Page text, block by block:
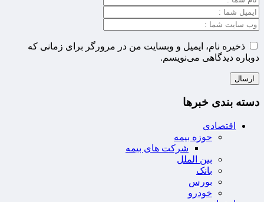
ذخیره نام، ایمیل و وبسایت من در مرورگر برای زمانی که
دوباره دیدگاهی می‌نویسم.
دسته بندی خبرها
اقتصادی
حوزه بیمه
شرکت های بیمه
بین الملل
بانک
بورس
خودرو